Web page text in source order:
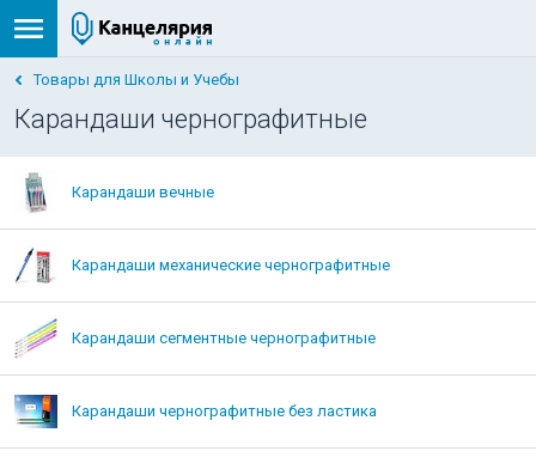
Товары для Школы и Учебы
Карандаши чернографитные
Карандаши вечные
Карандаши механические чернографитные
Карандаши сегментные чернографитные
Карандаши чернографитные без ластика